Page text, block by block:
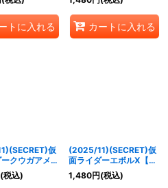
CX01}
トに入れる
002}《赤》
カートに入れる
仮
クウガアメイ
ティ[3]【M-
013}
(税込)
(2025/11)(SECRET)仮
面ライダーエボルX【M-
SEC】{CB34-029}
《紫》
1,480円(税込)